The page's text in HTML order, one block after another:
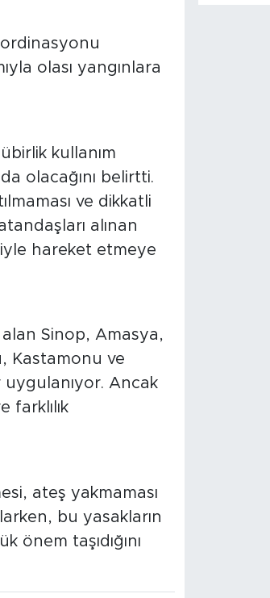
olası yangınlara
kullanım
olacağını belirtti.
ve dikkatli
alınan
hareket etmeye
alan Sinop, Amasya,
Kastamonu ve
Ancak
farklılık
ateş yakmaması
bu yasakların
taşıdığını